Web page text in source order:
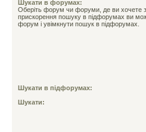
Шукати в форумах:
Оберіть форум чи форуми, де ви хочете
прискорення пошуку в підфорумах ви
форум і увімкнути пошук в підфорумах.
Шукати в підфорумах:
Шукати: